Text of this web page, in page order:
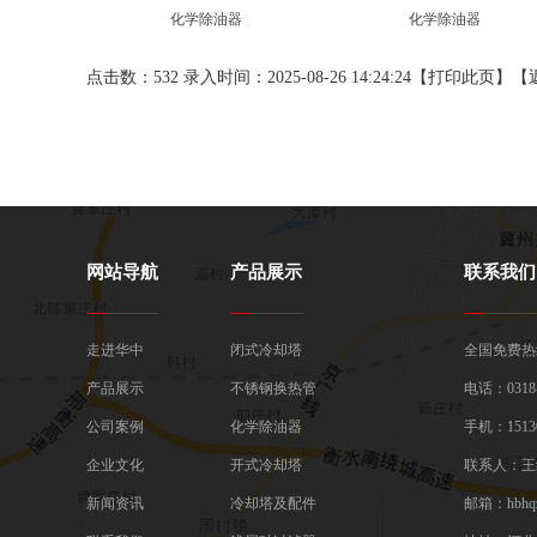
化学除油器 化学除油器
点击数：532 录入时间：2025-08-26 14:24:24【打印此页 】【
网站导航
走进华中
产品展示
公司案例
企业文化
新闻资讯
产品展示
闭式冷却塔
不锈钢换热管
化学除油器
开式冷却塔
冷却塔及配件
联系我们
全国免费热
电话：
手机：
联系人：
邮箱：